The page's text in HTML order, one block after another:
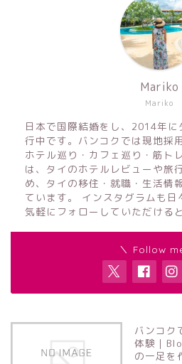
Mariko
Mariko
日本で国際結婚をし、2014年
行中です。バンコクでは現地採
ホテル巡り・カフェ巡り・筋ト
は、タイのホテルレビューや旅
め、タイの移住・就職・生活情
ています。 インスタグラムも日
気軽にフォローしていただける
＼ Follow
バンコク
体験｜
の一足を